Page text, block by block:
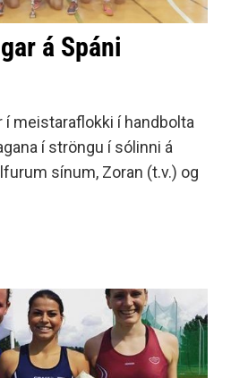
á Spáni
í meistaraflokki í handbolta
í ströngu í sólinni á
sínum, Zoran (t.v.) og